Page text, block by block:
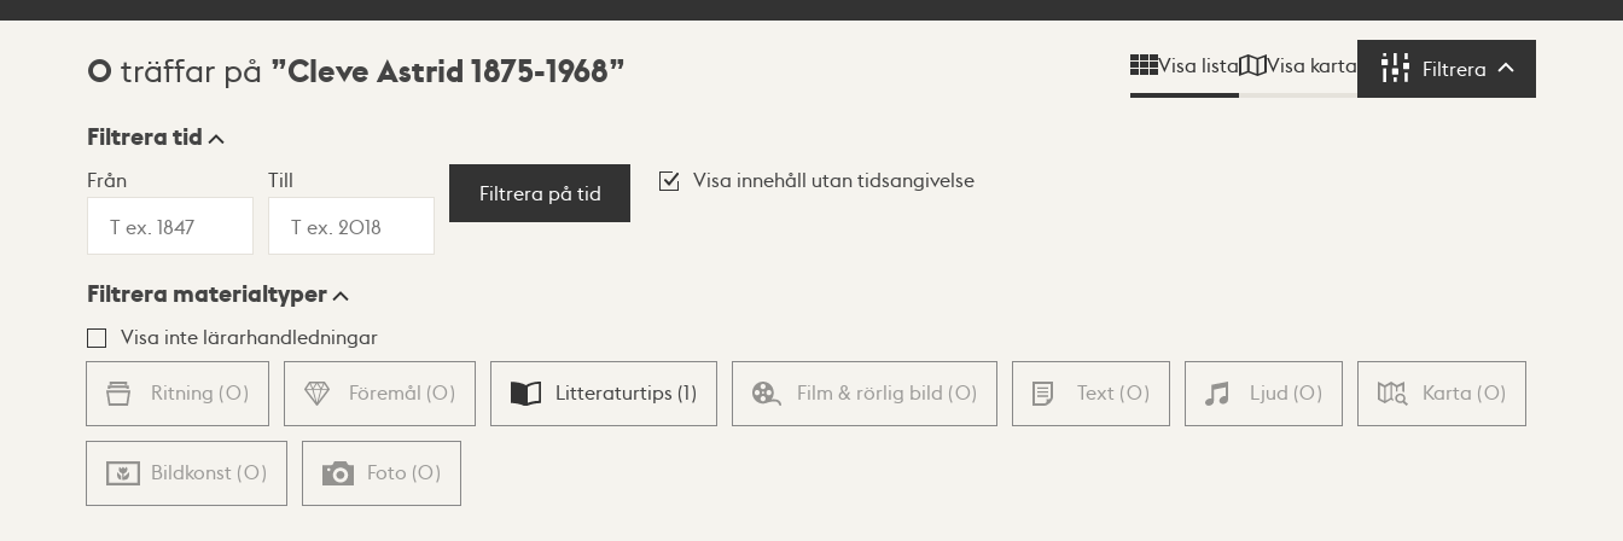
Sökresultat
0 träffar på Cleve Astrid 1875-1968 Visa lista Visa karta Filtrera Filtrera
Visningsläge
Lista Karta
Filtrera tid
Från Till
Filtrera på tid
Visa innehåll utan tidsangivelse
Filtrera materialtyper
Visa inte lärarhandledningar
Ritning (0) Föremål (0) Litteraturtips (1) Film & rörlig bild (0) Text (0) Ljud (0) Karta (0)
Bildkonst (0) Foto (0)